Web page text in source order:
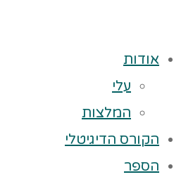
אודות
עלי
המלצות
הקורס הדיגיטלי
הספר